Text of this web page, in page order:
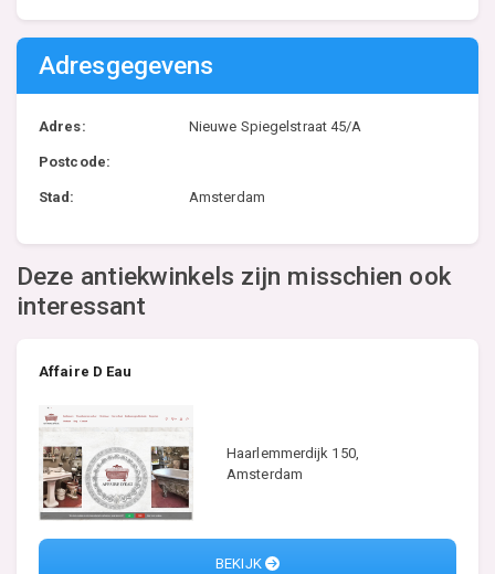
Adresgegevens
Adres: Nieuwe Spiegelstraat 45/A
Postcode:
Stad: Amsterdam
Deze antiekwinkels zijn misschien ook
interessant
Affaire D Eau
Haarlemmerdijk 150,
Amsterdam
BEKIJK